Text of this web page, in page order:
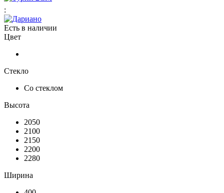
:
Есть в наличии
Цвет
Стекло
Со стеклом
Высота
2050
2100
2150
2200
2280
Ширина